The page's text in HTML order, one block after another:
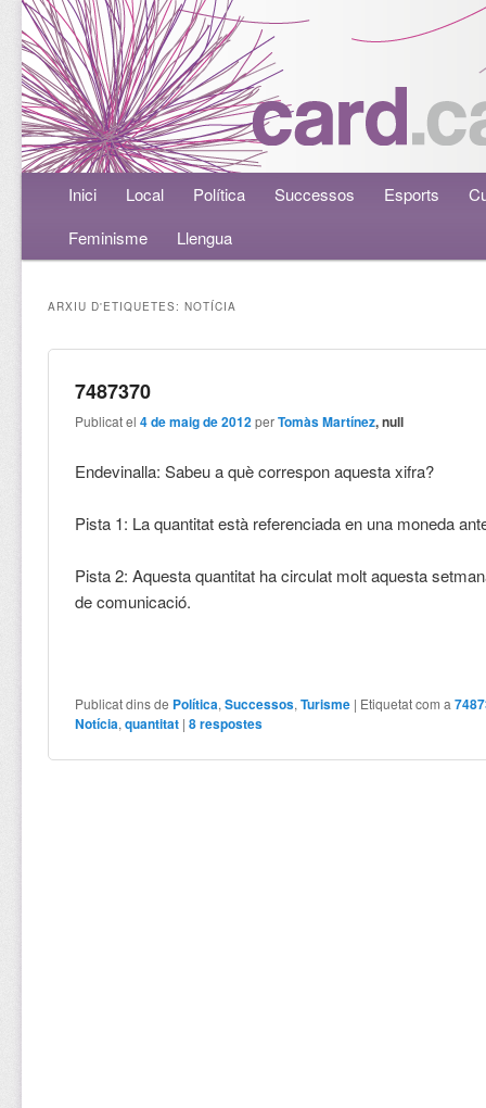
Menú principalAneu al contingut principal
Aneu al contingut secundari
Inici Local Política Successos Esports
Feminisme
Llengua
ARXIU D'ETIQUETES:NOTÍCIA
7487370
Publicat el4 de maig de 2012 perTomàs Martínez, null
Endevinalla: Sabeu a què correspon aquesta xifra?
Pista 1: La quantitat està referenciada en una moneda
Pista 2: Aquesta quantitat ha circulat molt aquesta
de comunicació.
Publicat dins de Política,Successos,Turisme | Etiquetat com a
Notícia,quantitat |8respostes